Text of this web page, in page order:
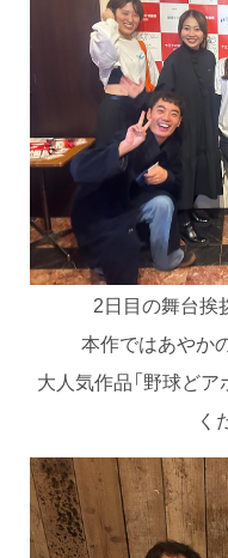
2日目の舞台挨
本作ではあやか
大人気作品「野球ど
く